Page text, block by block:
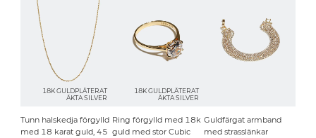
18K GULDPLÄTERAT
ÄKTA SILVER
Tunn halskedja förgylld
med 18 karat guld, 45
18K GULDPLÄTERAT
ÄKTA SILVER
Ring förgylld med 18k
guld med stor Cubic
Guldfärgat armband
med strasslänkar